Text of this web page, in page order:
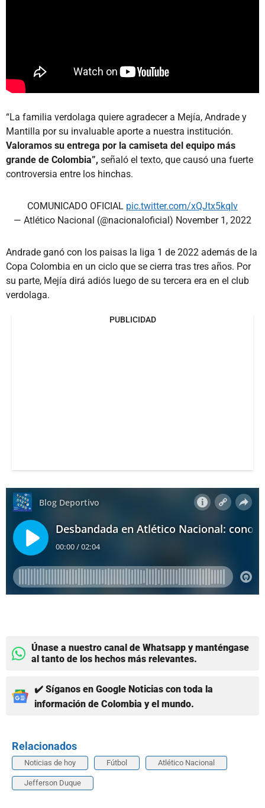
“La familia verdolaga quiere agradecer a Mejía, Andrade y
Mantilla por su invaluable aporte a nuestra institución.
Valoramos su entrega por la camiseta del equipo más
grande de Colombia”, señaló el texto, que causó una fuerte
controversia entre los hinchas.
COMUNICADO OFICIAL pic.twitter.com/xQJtx5kqIv
— Atlético Nacional (@nacionaloficial) November 1, 2022
Andrade ganó con los paisas la liga 1 de 2022 además de la
Copa Colombia en un ciclo que se cierra tras tres años. Por
su parte, Mejía dirá adiós luego de su tercera era en el club
verdolaga.
PUBLICIDAD
Únase a nuestro canal de Whatsapp y manténgase
al tanto de los hechos más relevantes.
✔️ Síganos en Google Noticias con toda la
información de Colombia y el mundo.
Relacionados
Noticias de hoy Fútbol Atlético Nacional
Jefferson Duque